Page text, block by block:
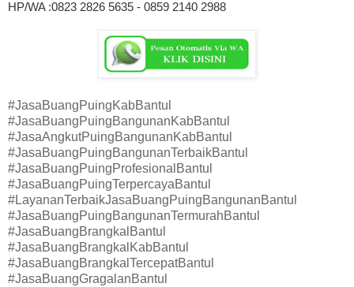
HP/WA :0823 2826 5635 - 0859 2140 2988
#JasaBuangPuingKabBantul
#JasaBuangPuingBangunanKabBantul
#JasaAngkutPuingBangunanKabBantul
#JasaBuangPuingBangunanTerbaikBantul
#JasaBuangPuingProfesionalBantul
#JasaBuangPuingTerpercayaBantul
#LayananTerbaikJasaBuangPuingBangunanBantul
#JasaBuangPuingBangunanTermurahBantul
#JasaBuangBrangkalBantul
#JasaBuangBrangkalKabBantul
#JasaBuangBrangkalTercepatBantul
#JasaBuangGragalanBantul